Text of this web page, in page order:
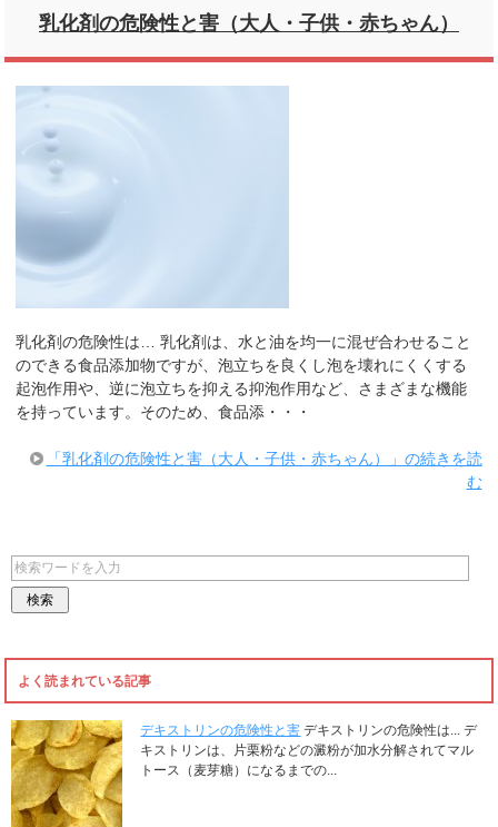
乳化剤の危険性と害（大人・子供・赤ちゃん）
乳化剤の危険性は… 乳化剤は、水と油を均一に混ぜ合わせること
のできる食品添加物ですが、泡立ちを良くし泡を壊れにくくする
起泡作用や、逆に泡立ちを抑える抑泡作用など、さまざまな機能
を持っています。そのため、食品添・・・
「乳化剤の危険性と害（大人・子供・赤ちゃん）」の続きを読
む
よく読まれている記事
デキストリンの危険性と害 デキストリンの危険性は... デ
キストリンは、片栗粉などの澱粉が加水分解されてマル
トース（麦芽糖）になるまでの...